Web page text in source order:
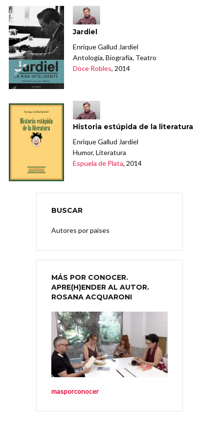
Jardiel
Enrique Gallud Jardiel
Antología, Biografía, Teatro
Doce Robles, 2014
Historia estúpida de la literatura
Enrique Gallud Jardiel
Humor, Literatura
Espuela de Plata, 2014
BUSCAR
Autores por países
MÁS POR CONOCER.
APRE(H)ENDER AL AUTOR.
ROSANA ACQUARONI
masporconocer